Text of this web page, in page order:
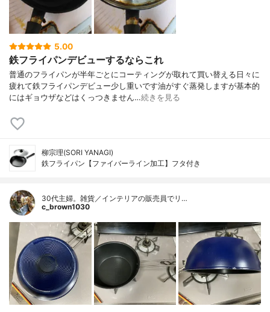
5.00
鉄フライパンデビューするならこれ
普通のフライパンが半年ごとにコーティングが取れて買い替える日々に
疲れて鉄フライパンデビュー少し重いです油がすぐ蒸発しますが基本的
にはギョウザなどはくっつきません…続きを見る
柳宗理(SORI YANAGI)
鉄フライパン【ファイバーライン加工】フタ付き
30代主婦。雑貨／インテリアの販売員でリ…
c_brown1030